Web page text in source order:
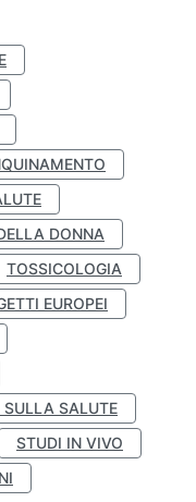
DONNA
TOSSICOLOGIA
EUROPEI
SALUTE
STUDI IN VIVO